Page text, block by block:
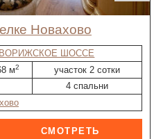
Новахово
ШОССЕ
м2
участок 2 сотки
4 спальни